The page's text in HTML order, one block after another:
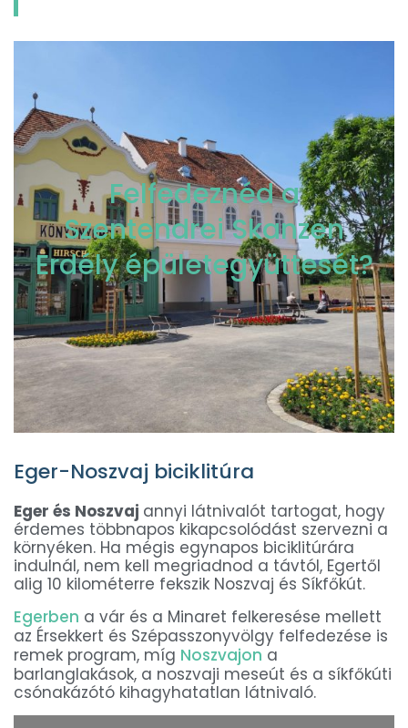
Felfedeznéd a
Szentendrei Skanzen
Erdély épületegyüttesét?
Eger-Noszvaj biciklitúra
Eger és Noszvaj annyi látnivalót tartogat, hogy
érdemes többnapos kikapcsolódást szervezni a
környéken. Ha mégis egynapos biciklitúrára
indulnál, nem kell megriadnod a távtól, Egertől
alig 10 kilométerre fekszik Noszvaj és Síkfőkút.
Egerben a vár és a Minaret felkeresése mellett
az Érsekkert és Szépasszonyvölgy felfedezése is
remek program, míg Noszvajon a
barlanglakások, a noszvaji meseút és a síkfőkúti
csónakázótó kihagyhatatlan látnivaló.